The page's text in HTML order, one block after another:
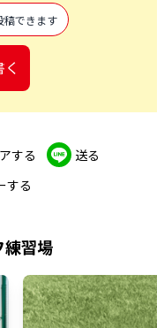
稿できます
する
送る
する
練習場